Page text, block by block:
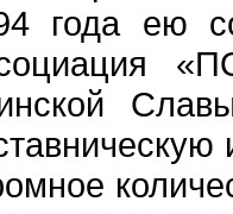
года ею